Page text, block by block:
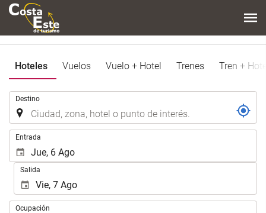
Hoteles Vuelos Vuelo + Hotel Trenes Tren +
Destino
Entrada
Salida
Ocupación
Ocupación